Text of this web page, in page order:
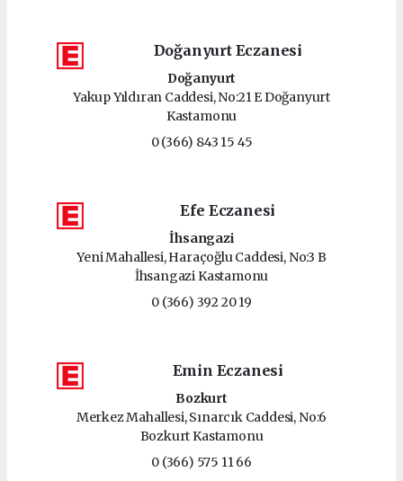
Doğanyurt Eczanesi
Doğanyurt
Yakup Yıldıran Caddesi, No:21 E Doğanyurt
Kastamonu
0 (366) 843 15 45
Efe Eczanesi
İhsangazi
Yeni Mahallesi, Haraçoğlu Caddesi, No:3 B
İhsangazi Kastamonu
0 (366) 392 20 19
Emin Eczanesi
Bozkurt
Merkez Mahallesi, Sınarcık Caddesi, No:6
Bozkurt Kastamonu
0 (366) 575 11 66